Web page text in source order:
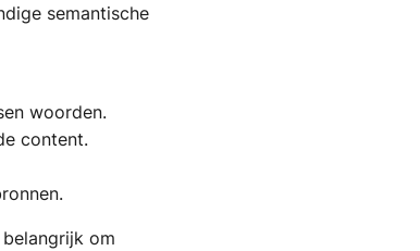
semantische
woorden.
content.
om